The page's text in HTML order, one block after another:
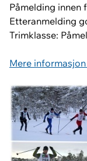
Påmelding innen
Etteranmelding
Trimklasse:
Mere